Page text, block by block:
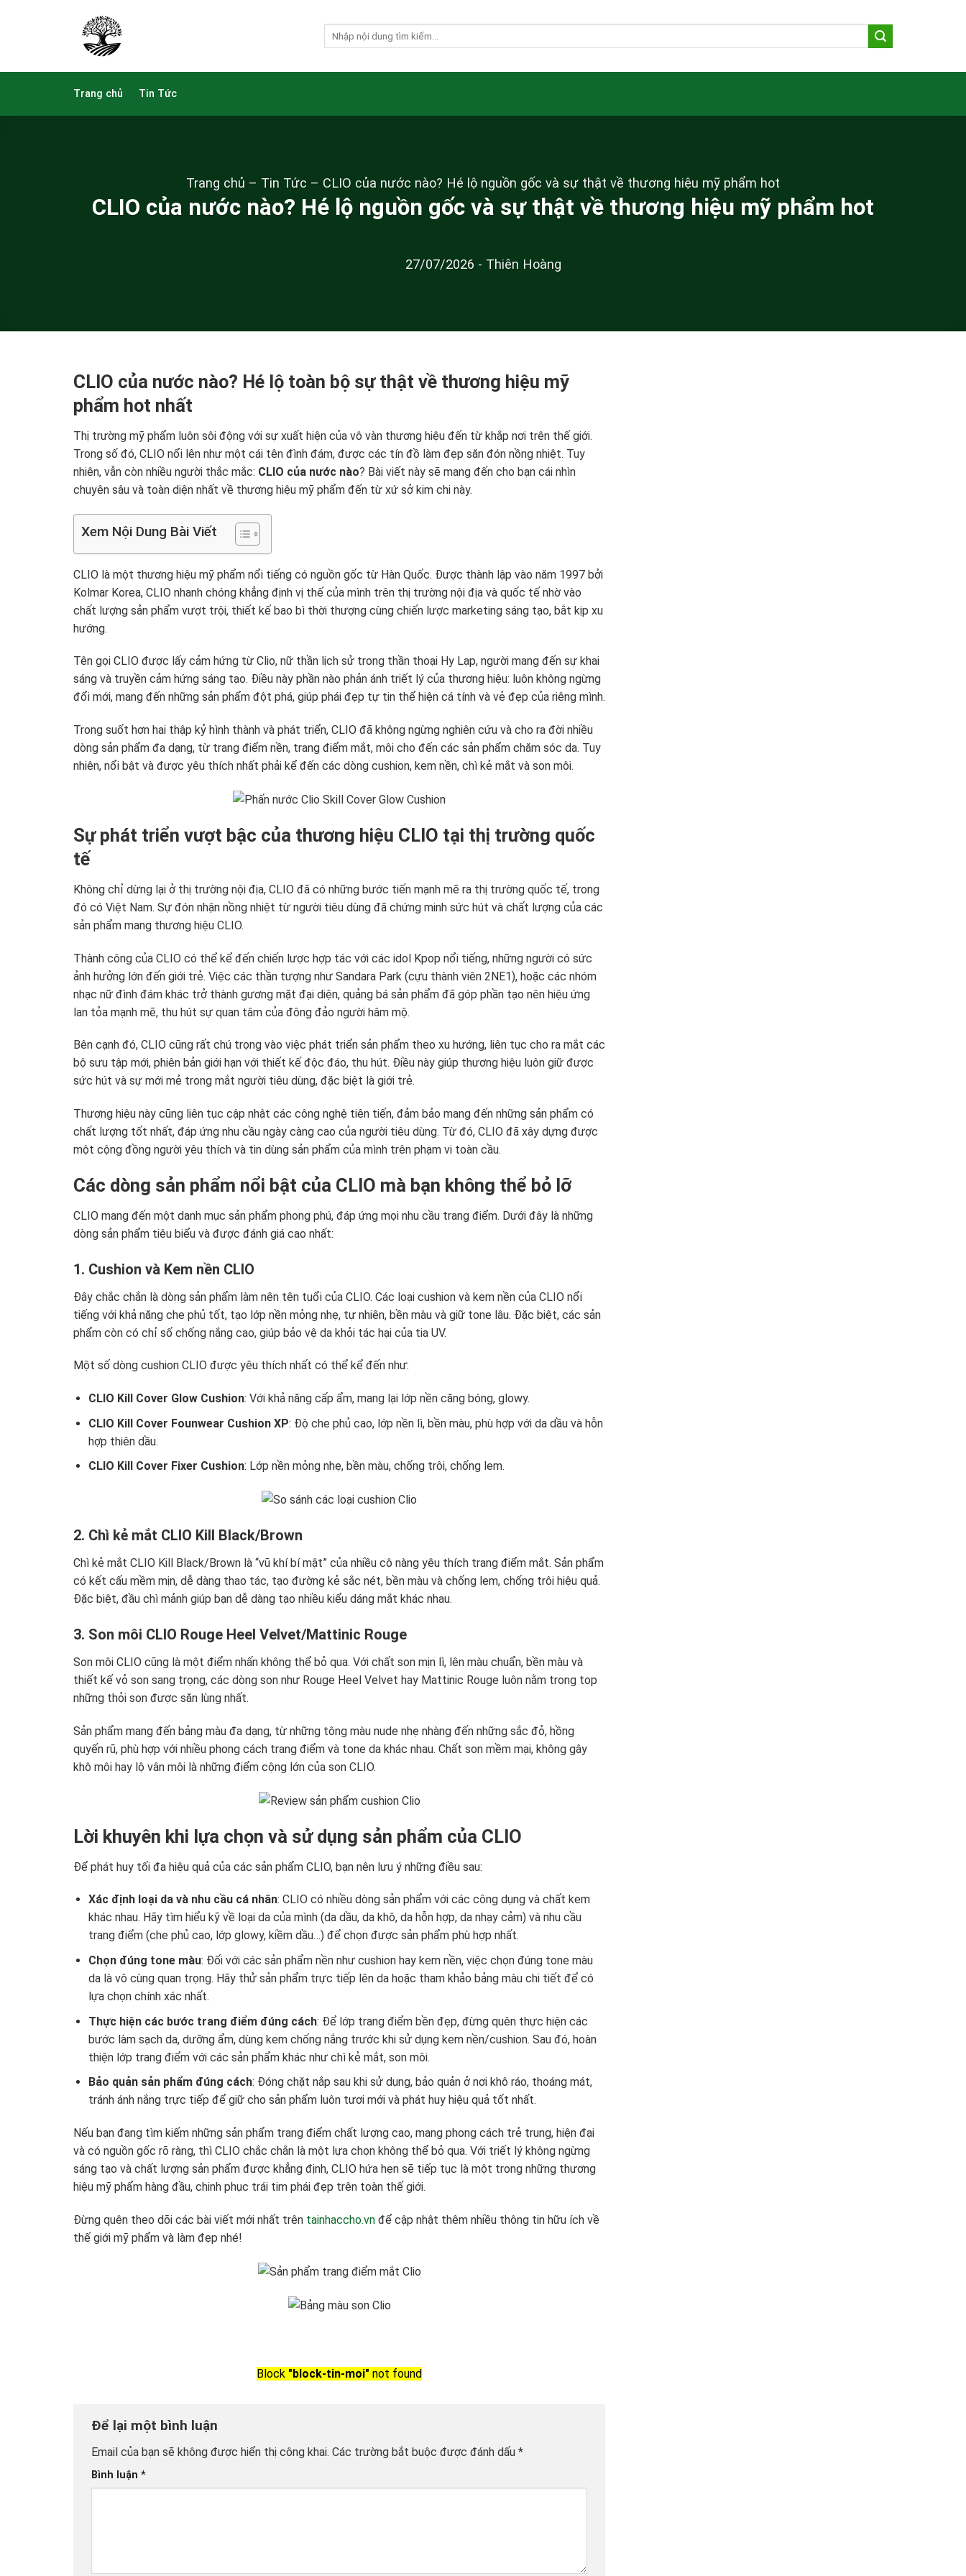
Trang chủ Tin Tức
Trang chủ – Tin Tức – CLIO của nước nào? Hé lộ nguồn gốc và sự thật về thương hiệu mỹ phẩm hot
CLIO của nước nào? Hé lộ nguồn gốc và sự thật về thương hiệu mỹ phẩm hot
27/07/2026 - Thiên Hoàng
CLIO của nước nào? Hé lộ toàn bộ sự thật về thương hiệu mỹ
phẩm hot nhất
Thị trường mỹ phẩm luôn sôi động với sự xuất hiện của vô vàn thương hiệu đến từ khắp nơi trên thế giới.
Trong số đó, CLIO nổi lên như một cái tên đình đám, được các tín đồ làm đẹp săn đón nồng nhiệt. Tuy
nhiên, vẫn còn nhiều người thắc mắc: CLIO của nước nào? Bài viết này sẽ mang đến cho bạn cái nhìn
chuyên sâu và toàn diện nhất về thương hiệu mỹ phẩm đến từ xứ sở kim chi này.
Xem Nội Dung Bài Viết
CLIO là một thương hiệu mỹ phẩm nổi tiếng có nguồn gốc từ Hàn Quốc. Được thành lập vào năm 1997 bởi
Kolmar Korea, CLIO nhanh chóng khẳng định vị thế của mình trên thị trường nội địa và quốc tế nhờ vào
chất lượng sản phẩm vượt trội, thiết kế bao bì thời thượng cùng chiến lược marketing sáng tạo, bắt kịp xu
hướng.
Tên gọi CLIO được lấy cảm hứng từ Clio, nữ thần lịch sử trong thần thoại Hy Lạp, người mang đến sự khai
sáng và truyền cảm hứng sáng tạo. Điều này phần nào phản ánh triết lý của thương hiệu: luôn không ngừng
đổi mới, mang đến những sản phẩm đột phá, giúp phái đẹp tự tin thể hiện cá tính và vẻ đẹp của riêng mình.
Trong suốt hơn hai thập kỷ hình thành và phát triển, CLIO đã không ngừng nghiên cứu và cho ra đời nhiều
dòng sản phẩm đa dạng, từ trang điểm nền, trang điểm mắt, môi cho đến các sản phẩm chăm sóc da. Tuy
nhiên, nổi bật và được yêu thích nhất phải kể đến các dòng cushion, kem nền, chì kẻ mắt và son môi.
Sự phát triển vượt bậc của thương hiệu CLIO tại thị trường quốc
tế
Không chỉ dừng lại ở thị trường nội địa, CLIO đã có những bước tiến mạnh mẽ ra thị trường quốc tế, trong
đó có Việt Nam. Sự đón nhận nồng nhiệt từ người tiêu dùng đã chứng minh sức hút và chất lượng của các
sản phẩm mang thương hiệu CLIO.
Thành công của CLIO có thể kể đến chiến lược hợp tác với các idol Kpop nổi tiếng, những người có sức
ảnh hưởng lớn đến giới trẻ. Việc các thần tượng như Sandara Park (cựu thành viên 2NE1), hoặc các nhóm
nhạc nữ đình đám khác trở thành gương mặt đại diện, quảng bá sản phẩm đã góp phần tạo nên hiệu ứng
lan tỏa mạnh mẽ, thu hút sự quan tâm của đông đảo người hâm mộ.
Bên cạnh đó, CLIO cũng rất chú trọng vào việc phát triển sản phẩm theo xu hướng, liên tục cho ra mắt các
bộ sưu tập mới, phiên bản giới hạn với thiết kế độc đáo, thu hút. Điều này giúp thương hiệu luôn giữ được
sức hút và sự mới mẻ trong mắt người tiêu dùng, đặc biệt là giới trẻ.
Thương hiệu này cũng liên tục cập nhật các công nghệ tiên tiến, đảm bảo mang đến những sản phẩm có
chất lượng tốt nhất, đáp ứng nhu cầu ngày càng cao của người tiêu dùng. Từ đó, CLIO đã xây dựng được
một cộng đồng người yêu thích và tin dùng sản phẩm của mình trên phạm vi toàn cầu.
Các dòng sản phẩm nổi bật của CLIO mà bạn không thể bỏ lỡ
CLIO mang đến một danh mục sản phẩm phong phú, đáp ứng mọi nhu cầu trang điểm. Dưới đây là những
dòng sản phẩm tiêu biểu và được đánh giá cao nhất:
1. Cushion và Kem nền CLIO
Đây chắc chắn là dòng sản phẩm làm nên tên tuổi của CLIO. Các loại cushion và kem nền của CLIO nổi
tiếng với khả năng che phủ tốt, tạo lớp nền mỏng nhẹ, tự nhiên, bền màu và giữ tone lâu. Đặc biệt, các sản
phẩm còn có chỉ số chống nắng cao, giúp bảo vệ da khỏi tác hại của tia UV.
Một số dòng cushion CLIO được yêu thích nhất có thể kể đến như:
CLIO Kill Cover Glow Cushion: Với khả năng cấp ẩm, mang lại lớp nền căng bóng, glowy.
CLIO Kill Cover Founwear Cushion XP: Độ che phủ cao, lớp nền lì, bền màu, phù hợp với da dầu và hỗn
hợp thiên dầu.
CLIO Kill Cover Fixer Cushion: Lớp nền mỏng nhẹ, bền màu, chống trôi, chống lem.
2. Chì kẻ mắt CLIO Kill Black/Brown
Chì kẻ mắt CLIO Kill Black/Brown là “vũ khí bí mật” của nhiều cô nàng yêu thích trang điểm mắt. Sản phẩm
có kết cấu mềm mịn, dễ dàng thao tác, tạo đường kẻ sắc nét, bền màu và chống lem, chống trôi hiệu quả.
Đặc biệt, đầu chì mảnh giúp bạn dễ dàng tạo nhiều kiểu dáng mắt khác nhau.
3. Son môi CLIO Rouge Heel Velvet/Mattinic Rouge
Son môi CLIO cũng là một điểm nhấn không thể bỏ qua. Với chất son mịn lì, lên màu chuẩn, bền màu và
thiết kế vỏ son sang trọng, các dòng son như Rouge Heel Velvet hay Mattinic Rouge luôn nằm trong top
những thỏi son được săn lùng nhất.
Sản phẩm mang đến bảng màu đa dạng, từ những tông màu nude nhẹ nhàng đến những sắc đỏ, hồng
quyến rũ, phù hợp với nhiều phong cách trang điểm và tone da khác nhau. Chất son mềm mại, không gây
khô môi hay lộ vân môi là những điểm cộng lớn của son CLIO.
Lời khuyên khi lựa chọn và sử dụng sản phẩm của CLIO
Để phát huy tối đa hiệu quả của các sản phẩm CLIO, bạn nên lưu ý những điều sau:
Xác định loại da và nhu cầu cá nhân: CLIO có nhiều dòng sản phẩm với các công dụng và chất kem
khác nhau. Hãy tìm hiểu kỹ về loại da của mình (da dầu, da khô, da hỗn hợp, da nhạy cảm) và nhu cầu
trang điểm (che phủ cao, lớp glowy, kiềm dầu…) để chọn được sản phẩm phù hợp nhất.
Chọn đúng tone màu: Đối với các sản phẩm nền như cushion hay kem nền, việc chọn đúng tone màu
da là vô cùng quan trọng. Hãy thử sản phẩm trực tiếp lên da hoặc tham khảo bảng màu chi tiết để có
lựa chọn chính xác nhất.
Thực hiện các bước trang điểm đúng cách: Để lớp trang điểm bền đẹp, đừng quên thực hiện các
bước làm sạch da, dưỡng ẩm, dùng kem chống nắng trước khi sử dụng kem nền/cushion. Sau đó, hoàn
thiện lớp trang điểm với các sản phẩm khác như chì kẻ mắt, son môi.
Bảo quản sản phẩm đúng cách: Đóng chặt nắp sau khi sử dụng, bảo quản ở nơi khô ráo, thoáng mát,
tránh ánh nắng trực tiếp để giữ cho sản phẩm luôn tươi mới và phát huy hiệu quả tốt nhất.
Nếu bạn đang tìm kiếm những sản phẩm trang điểm chất lượng cao, mang phong cách trẻ trung, hiện đại
và có nguồn gốc rõ ràng, thì CLIO chắc chắn là một lựa chọn không thể bỏ qua. Với triết lý không ngừng
sáng tạo và chất lượng sản phẩm được khẳng định, CLIO hứa hẹn sẽ tiếp tục là một trong những thương
hiệu mỹ phẩm hàng đầu, chinh phục trái tim phái đẹp trên toàn thế giới.
Đừng quên theo dõi các bài viết mới nhất trên tainhaccho.vn để cập nhật thêm nhiều thông tin hữu ích về
thế giới mỹ phẩm và làm đẹp nhé!
Block "block-tin-moi" not found
Để lại một bình luận
Email của bạn sẽ không được hiển thị công khai. Các trường bắt buộc được đánh dấu *
Bình luận *